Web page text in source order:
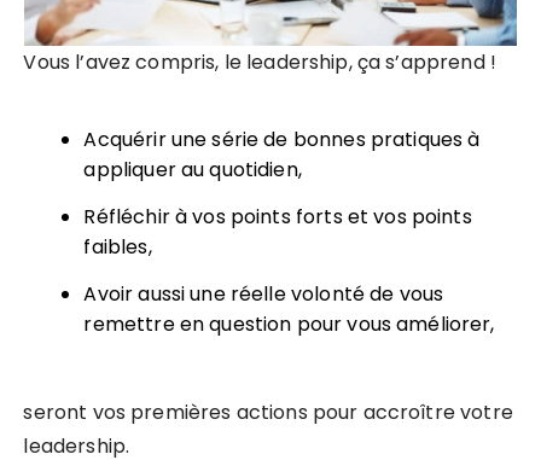
Vous l’avez compris, le leadership, ça s’apprend !
Acquérir une série de bonnes pratiques à
appliquer au quotidien,
Réfléchir à vos points forts et vos points
faibles,
Avoir aussi une réelle volonté de vous
remettre en question pour vous améliorer,
seront vos premières actions pour accroître votre
leadership.